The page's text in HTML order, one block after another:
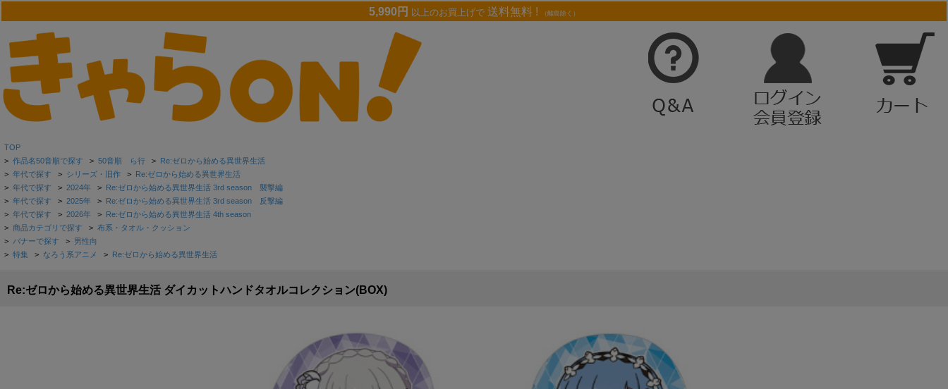
5,990円 以上のお買上げで 送料無料 ! （離島除く）
TOP
> 作品名50音順で探す > 50音順 ら行 > Re:ゼロから始める異世界生活
> 年代で探す > シリーズ・旧作 > Re:ゼロから始める異世界生活
> 年代で探す > 2024年 > Re:ゼロから始める異世界生活 3rd season 襲撃編
> 年代で探す > 2025年 > Re:ゼロから始める異世界生活 3rd season 反撃編
> 年代で探す > 2026年 > Re:ゼロから始める異世界生活 4th season
> 商品カテゴリで探す > 布系・タオル・クッション
> バナーで探す > 男性向
> 特集 > なろう系アニメ > Re:ゼロから始める異世界生活
Re:ゼロから始める異世界生活 ダイカットハンドタオルコレクション(BOX)